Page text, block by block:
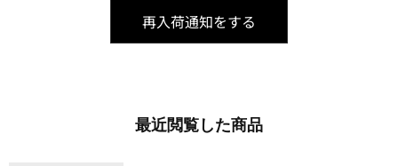
再入荷通知をする
最近​閲覧した​商品